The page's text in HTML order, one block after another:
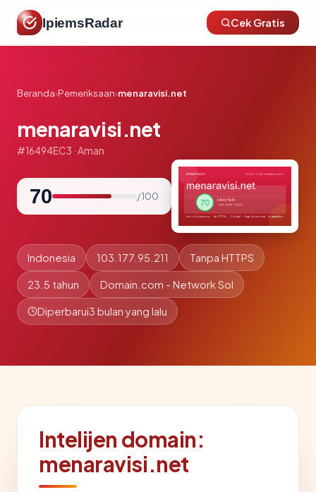
IpiemsRadar Cek Gratis
Beranda›Pemeriksaan›menaravisi.net
menaravisi.net
#16494EC3 · Aman
70 / 100
Indonesia 103.177.95.211 Tanpa HTTPS
23.5 tahun Domain.com - Network Sol
Diperbarui3 bulan yang lalu
Intelijen domain:
menaravisi.net